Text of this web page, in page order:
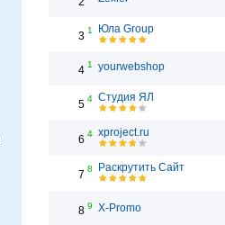
3 1 Юла Group
4 1 yourwebshop
5 4 Студия ЯЛ
6 4 xproject.ru
7 8 Раскрутить Сайт
8 9 X-Promo